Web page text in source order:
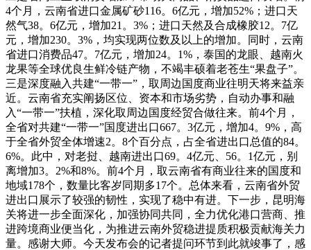
4个月，云南省进口金属矿砂116。6亿元，增加52%；进口天
然气38。6亿元，增加21。3%；进口天然及合成橡胶12。7亿
元，增加230。3%，均实现两位数及以上的增加。同时，云南
省进口消费品47。7亿元，增加24。1%，泰国的龙眼、越南火
龙果等全球优良生鲜冷链产物，不竭丰硕着老苍生“果盘子”。
三是深度融入共建“一带一”，取周边国度商业往明天将来益亲
近。云南省充实阐扬区位、资本和市场劣势，自动办事和融
入“一带一”扶植，深化取周边国度经贸合做往来。前4个月，
全省对共建“一带一”国度进出口667。3亿元，增加4。9%，高
于全省外贸全体增速2。8个百分点，占全省进出口总值的84。
6%。此中，对老挝、越南进出口69。4亿元、56。1亿元，别
离增加3。2%和8%。前4个月，取云南省有商业往来的国度和
地域178个，数量比客岁同期多17个。总体来看，云南省外贸
进出口展示了较强的韧性，实现了稳中有进。下一步，昆明海
关将进一步全面深化，加强协同共同，全力优化港口营商、推
进跨境商业便当化，为推进云南外贸稳进提质积极贡献海关力
量。感谢大师。今天发布会的记者提问环节到此就竣事了，感